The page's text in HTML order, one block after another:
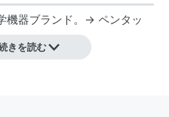
機器ブランド。→ペンタッ
きを読む